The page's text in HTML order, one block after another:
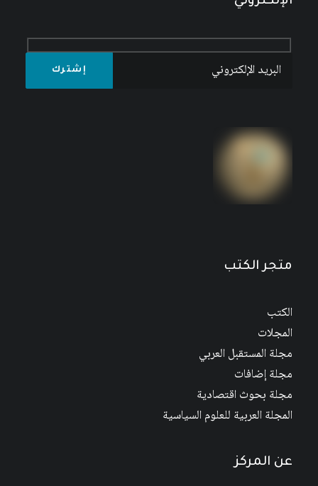
متجر الكتب
الكتب
المجلات
مجلة المستقبل العربي
مجلة إضافات
مجلة بحوث اقتصادية
المجلة العربية للعلوم السياسية
عن المركز